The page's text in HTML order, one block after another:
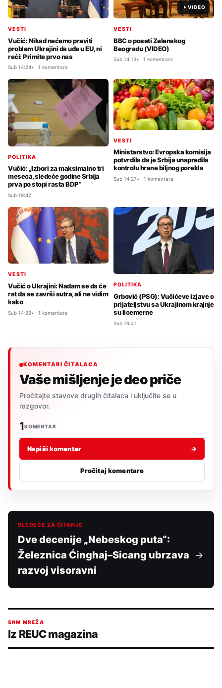
VESTI
Vučić: Nikad nećemo praviti
problem Ukrajini da uđe u EU, ni
reći: Primite prvo nas
Sub 14:24 1 komentara
VIDEO
VESTI
BBC o poseti Zelenskog
Beogradu (VIDEO)
Sub 14:13 1 komentara
POLITIKA
Vučić: „Izbori za maksimalno tri
meseca, sledeće godine Srbija
prva po stopi rasta BDP“
Sub 19:42
VESTI
Ministarstvo: Evropska komisija
potvrdila da je Srbija unapredila
kontrolu hrane biljnog porekla
Sub 14:27 1 komentara
VESTI
Vučić o Ukrajini: Nadam se da će
rat da se završi sutra, ali ne vidim
kako
Sub 14:22 1 komentara
POLITIKA
Grbović (PSG): Vučićeve izjave o
prijateljstvu sa Ukrajinom krajnje
su licemerne
Sub 19:41
KOMENTARI ČITALACA
Vaše mišljenje je deo priče
Pročitajte stavove drugih čitalaca i uključite se u
razgovor.
1KOMENTAR
Napiši komentar →
Pročitaj komentare
SLEDEĆE ZA ČITANJE
Dve decenije „Nebeskog puta“:
Železnica Ćinghaj–Sicang ubrzava
razvoj visoravni
SNM MREŽA
Iz REUC magazina